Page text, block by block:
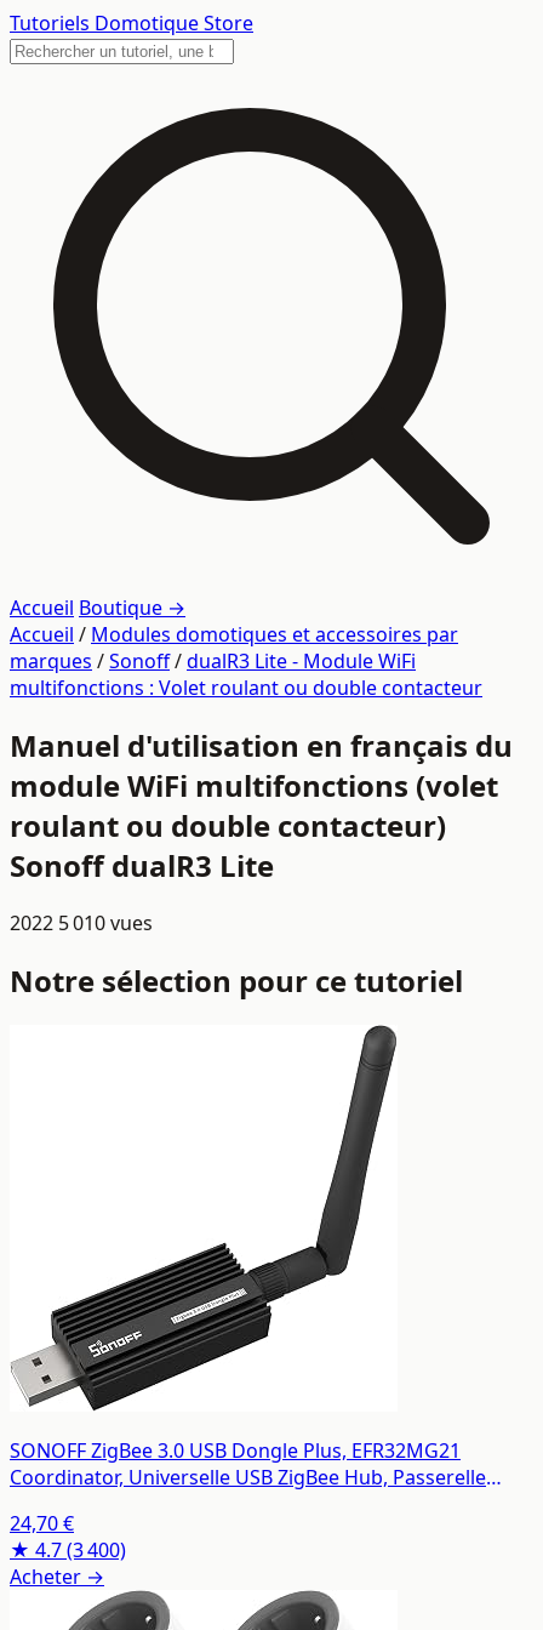
Tutoriels Domotique Store
Accueil Boutique →
Accueil / Modules domotiques et accessoires par
marques /Sonoff/dualR3 Lite - Module WiFi
multifonctions : Volet roulant ou double contacteur
Manuel d'utilisation en français du
module WiFi multifonctions (volet
roulant ou double contacteur)
Sonoff dualR3 Lite
2022 5 010 vues
Notre sélection pour ce tutoriel
SONOFF ZigBee 3.0 USB Dongle Plus, EFR32MG21
Coordinator, Universelle USB ZigBee Hub, Passerelle
24,70 €
★ 4.7(3 400)
Acheter →